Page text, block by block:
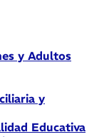
y Adultos
y
Educativa